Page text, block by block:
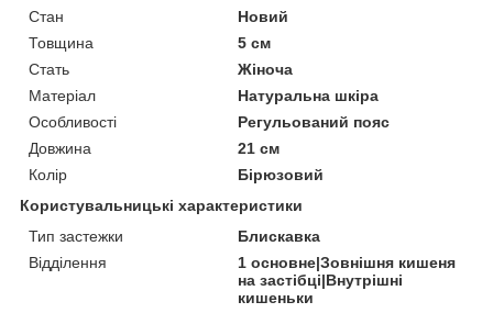
Стан
Новий
Товщина
5 см
Стать
Жіноча
Матеріал
Натуральна шкіра
Особливості
Регульований пояс
Довжина
21 см
Колір
Бірюзовий
Користувальницькі характеристики
Тип застежки
Блискавка
Відділення
1 основне|Зовнішня кишеня
на застібці|Внутрішні
кишеньки